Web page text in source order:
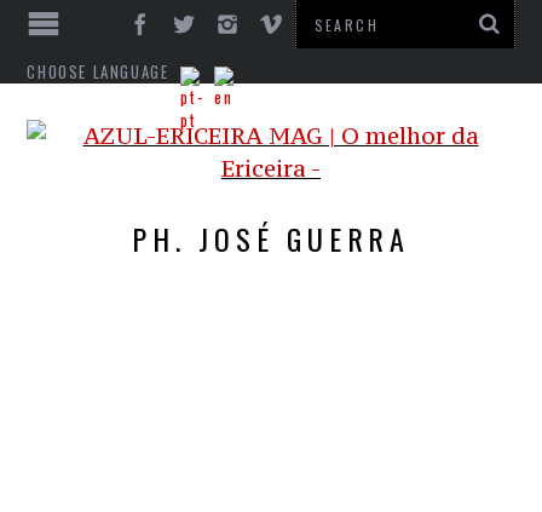
CHOOSE LANGUAGE
PH. JOSÉ GUERRA